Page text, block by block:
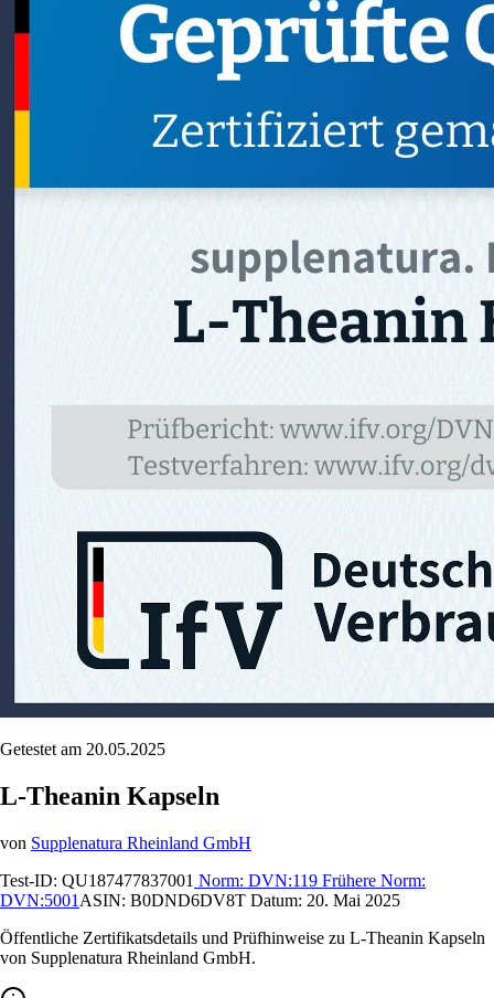
Getestet am 20.05.2025
L-Theanin Kapseln
von Supplenatura Rheinland GmbH
Test-ID: QU187477837001 Norm: DVN:119 Frühere Norm:
DVN:5001 ASIN: B0DND6DV8T Datum: 20. Mai 2025
Öffentliche Zertifikatsdetails und Prüfhinweise zu L-Theanin Kapseln
von Supplenatura Rheinland GmbH.